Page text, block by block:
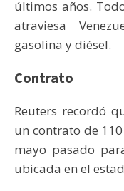
últimos años.
atraviesa
gasolina y diésel.
Contrato
Reuters recordó
un contrato de
mayo pasado
ubicada en el